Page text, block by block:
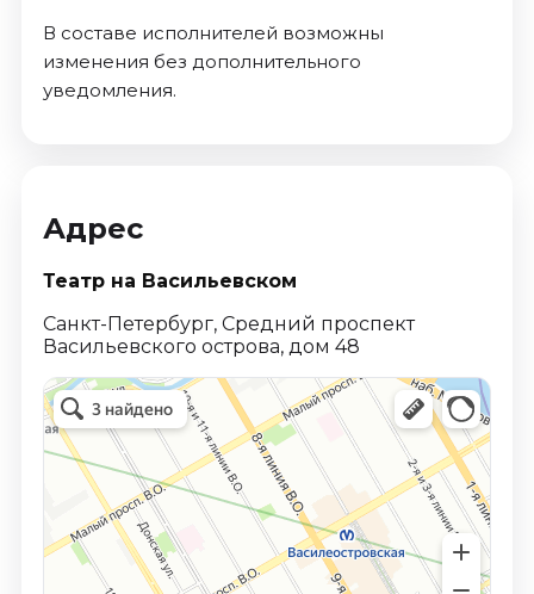
В составе исполнителей возможны
изменения без дополнительного
уведомления.
Адрес
Театр на Васильевском
Санкт-Петербург, Средний проспект
Васильевского острова, дом 48